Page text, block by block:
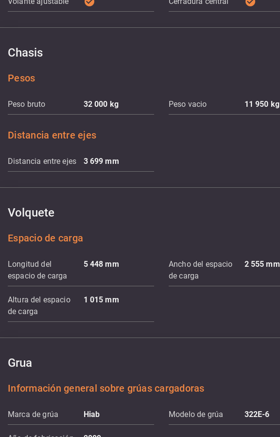
Chasis
Pesos
Peso bruto 32 000 kg Peso vacio 11 950 kg
Distancia entre ejes
Distancia entre ejes 3 699mm
Volquete
Espacio de carga
Longitud del
espacio de carga
5 448mm
Ancho del espacio
de carga
2 555mm
Altura del espacio
de carga
1 015mm
Grua
Información general sobre grúas cargadoras
Marca de grúa Hiab Modelo de grúa 322E-6